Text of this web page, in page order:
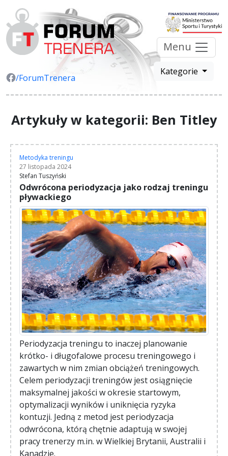
/ForumTrenera
Menu
Kategorie
Artykuły w kategorii: Ben Titley
Metodyka treningu
27 listopada 2024
Stefan Tuszyński
Odwrócona periodyzacja jako rodzaj treningu
pływackiego
Periodyzacja treningu to inaczej planowanie
krótko- i długofalowe procesu treningowego i
zawartych w nim zmian obciążeń treningowych.
Celem periodyzacji treningów jest osiągnięcie
maksymalnej jakości w okresie startowym,
optymalizacji wyników i uniknięcia ryzyka
kontuzji. Jedną z metod jest periodyzacja
odwrócona, którą chętnie adaptują w swojej
pracy trenerzy m.in. w Wielkiej Brytanii, Australii i
Kanadzie.